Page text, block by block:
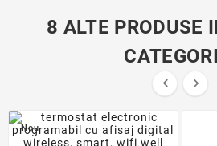
8 ALTE PRODUSE
 
Nou